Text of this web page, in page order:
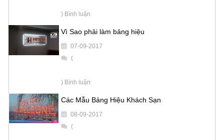
) Bình luận
Vì Sao phải làm bảng hiệu
07-09-2017
(
) Bình luận
Các Mẫu Bảng Hiệu Khách Sạn
08-09-2017
(